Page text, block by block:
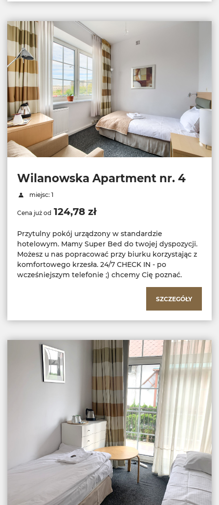
Wilanowska Apartment nr. 4
miejsc: 1
Cena już od 124,78 zł
Przytulny pokój urządzony w standardzie
hotelowym. Mamy Super Bed do twojej dyspozycji.
Możesz u nas popracować przy biurku korzystając z
komfortowego krzesła. 24/7 CHECK IN - po
wcześniejszym telefonie ;) chcemy Cię poznać.
SZCZEGÓŁY